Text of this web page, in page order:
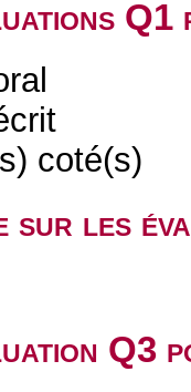
coté(s)
sur les
Q3